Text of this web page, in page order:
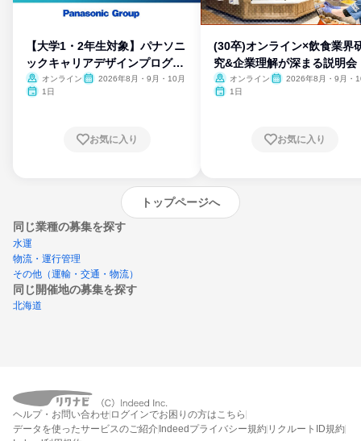
【大学1・2年生対象】パナソニ
ックキャリアデザインプログラ
ム
オンライン
2026年8月・9月・10月
1日
お気に入り
(30卒)オンライン×飲食業界
究&企業理解が深まる説明会
オンライン
2026年8月・9月・
1日
お気に入り
トップページへ
同じ業種の募集を探す
水運
物流・運行管理
その他（運輸・交通・物流）
同じ開催地の募集を探す
北海道
エントリーするとプログラムの詳細案内を
受け取れるようになります
ヘルプ・お問い合わせ ログインでお困りの方はこちら
データを使ったサービスのご紹介 Indeedプライバシー規約 リクルートID規約